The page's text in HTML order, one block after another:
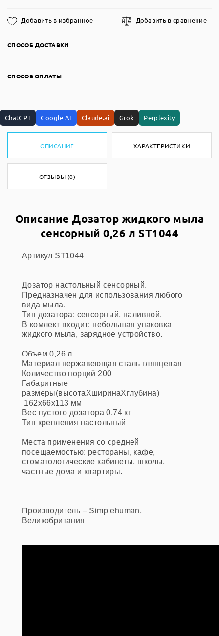
Добавить в избранное Добавить в сравнение
СПОСОБ ДОСТАВКИ
СПОСОБ ОПЛАТЫ
ChatGPT Google AI Claude.ai Grok Perplexity
ОПИСАНИЕ ХАРАКТЕРИСТИКИ
ОТЗЫВЫ (0)
Описание Дозатор жидкого мыла
сенсорный 0,26 л ST1044
Артикул ST1044
Дозатор настольный сенсорный.
Предназначен для использования любого
вида мыла.
Тип дозатора: сенсорный, наливной.
В комлект входит: небольшая упаковка
жидкого мыла, зарядное устройство.
Объем 0,26 л
Материал нержавеющая сталь глянцевая
Количество порций 200
Габаритные
размеры(высотаХширинаХглубина)
162x66x113 мм
Вес пустого дозатора 0,74 кг
Тип крепления настольный
Места применения со средней
посещаемостью: рестораны, кафе,
стоматологические кабинеты, школы,
частные дома и квартиры.
Производитель – Simplehuman,
Великобритания